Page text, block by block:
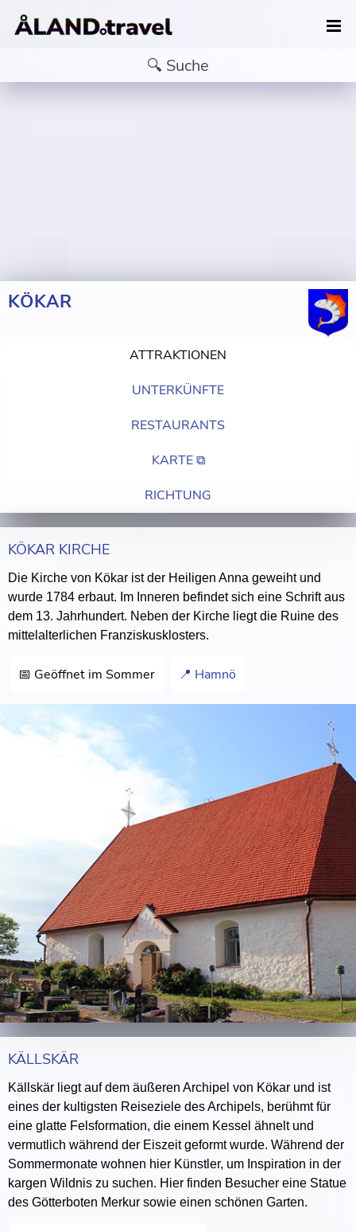
KÖKAR
ATTRAKTIONEN
UNTERKÜNFTE
RESTAURANTS
KARTE ⧉
RICHTUNG
KÖKAR KIRCHE
Die Kirche von Kökar ist der Heiligen Anna geweiht und
wurde 1784 erbaut. Im Inneren befindet sich eine Schrift aus
dem 13. Jahrhundert. Neben der Kirche liegt die Ruine des
mittelalterlichen Franziskusklosters.
📅 Geöffnet im Sommer 📍 Hamnö
KÄLLSKÄR
Källskär liegt auf dem äußeren Archipel von Kökar und ist
eines der kultigsten Reiseziele des Archipels, berühmt für
eine glatte Felsformation, die einem Kessel ähnelt und
vermutlich während der Eiszeit geformt wurde. Während der
Sommermonate wohnen hier Künstler, um Inspiration in der
kargen Wildnis zu suchen. Hier finden Besucher eine Statue
des Götterboten Merkur sowie einen schönen Garten.